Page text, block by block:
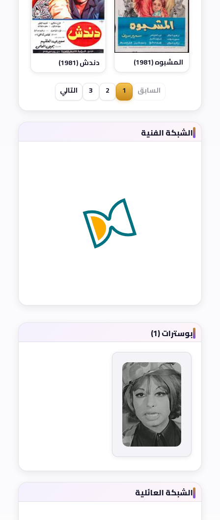
المشبوه (1981) دندش (1981)
السابق 1
2
3 التالي
الشبكة الفنية
بوسترات (1)
الشبكة العائلية